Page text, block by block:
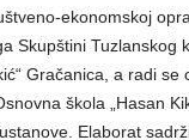
ekonomskoj
Skupštini Tuzlanskog
Gračanica, a radi
škola „Hasan
Elaborat